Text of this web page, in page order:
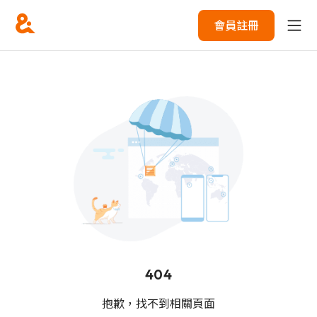
會員註冊
404
抱歉，找不到相關頁面